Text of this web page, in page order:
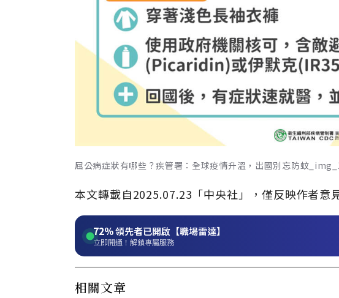
屈公病症狀有哪些？疾管署：全球疫情升溫，出國別忘防蚊
本文轉載自2025.07.23「中央社」，僅反映作者意
72%領先者已開啟【職場雷達】
立即開通！解鎖專屬服務
相關文章